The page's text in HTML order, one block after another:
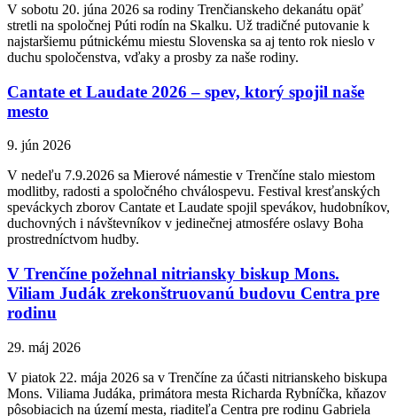
V sobotu 20. júna 2026 sa rodiny Trenčianskeho dekanátu opäť
stretli na spoločnej Púti rodín na Skalku. Už tradičné putovanie k
najstaršiemu pútnickému miestu Slovenska sa aj tento rok nieslo v
duchu spoločenstva, vďaky a prosby za naše rodiny.
Cantate et Laudate 2026 – spev, ktorý spojil naše
mesto
9. jún 2026
V nedeľu 7.9.2026 sa Mierové námestie v Trenčíne stalo miestom
modlitby, radosti a spoločného chválospevu. Festival kresťanských
speváckych zborov Cantate et Laudate spojil spevákov, hudobníkov,
duchovných i návštevníkov v jedinečnej atmosfére oslavy Boha
prostredníctvom hudby.
V Trenčíne požehnal nitriansky biskup Mons.
Viliam Judák zrekonštruovanú budovu Centra pre
rodinu
29. máj 2026
V piatok 22. mája 2026 sa v Trenčíne za účasti nitrianskeho biskupa
Mons. Viliama Judáka, primátora mesta Richarda Rybníčka, kňazov
pôsobiacich na území mesta, riaditeľa Centra pre rodinu Gabriela